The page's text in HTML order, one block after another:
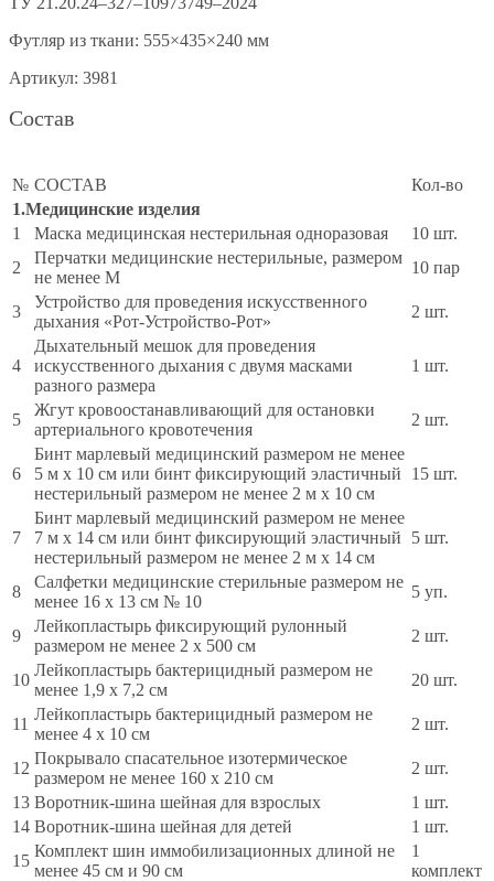
Футляр из ткани: 555×435×240 мм
Артикул: 3981
Состав
№ СОСТАВ
Кол-во
1.Медицинские изделия
1
Маска медицинская нестерильная одноразовая
10 шт.
2
Перчатки медицинские нестерильные, размером
не менее М
10 пар
3
Устройство для проведения искусственного
дыхания «Рот-Устройство-Рот»
2 шт.
4
Дыхательный мешок для проведения
искусственного дыхания с двумя масками
разного размера
1 шт.
5
Жгут кровоостанавливающий для остановки
артериального кровотечения
2 шт.
6
Бинт марлевый медицинский размером не менее
5 м х 10 см или бинт фиксирующий эластичный
нестерильный размером не менее 2 м x 10 см
15 шт.
7
Бинт марлевый медицинский размером не менее
7 м х 14 см или бинт фиксирующий эластичный
нестерильный размером не менее 2 м x 14 см
5 шт.
8
Салфетки медицинские стерильные размером не
менее 16 х 13 см № 10
5 уп.
9
Лейкопластырь фиксирующий рулонный
размером не менее 2 х 500 см
2 шт.
10
Лейкопластырь бактерицидный размером не
менее 1,9 х 7,2 см
20 шт.
11
Лейкопластырь бактерицидный размером не
менее 4 х 10 см
2 шт.
12
Покрывало спасательное изотермическое
размером не менее 160 x 210 см
2 шт.
13 Воротник-шина шейная для взрослых
1 шт.
14 Воротник-шина шейная для детей
1 шт.
15
Комплект шин иммобилизационных длиной не
менее 45 см и 90 см
1
комплект